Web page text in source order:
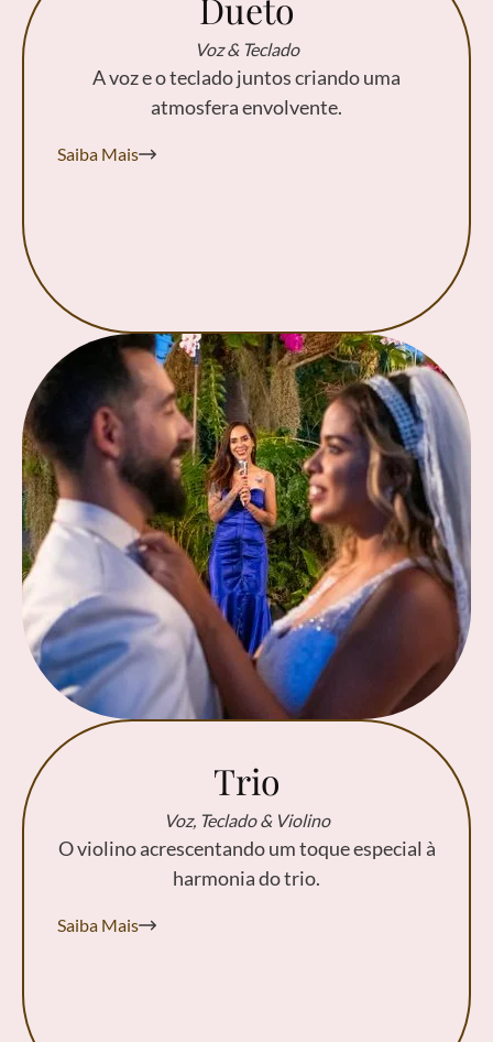
Dueto
Voz & Teclado
A voz e o teclado juntos criando uma
atmosfera envolvente.
Saiba Mais
Trio
Voz, Teclado & Violino
O violino acrescentando um toque especial à
harmonia do trio.
Saiba Mais